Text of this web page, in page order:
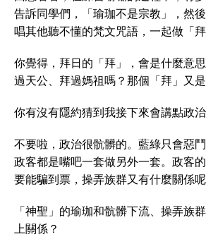
告訴同學們，「瑜珈不是宗教」，然
唱其他聽不懂的梵文咒語，一起做「拜
你覺得，拜日的「拜」，會是什麼意
過天公、拜過媽祖嗎？那個「拜」又
你有沒有隱約猜到我接下來會講點政
不要啦，政治很骯髒的。藍綠只會惡
政客都是嘴吧一套做另外一套。政客
要能騙到票，操弄族群又有什麼關係呢
「神聖」的瑜珈和骯髒下流、操弄族
上關係？